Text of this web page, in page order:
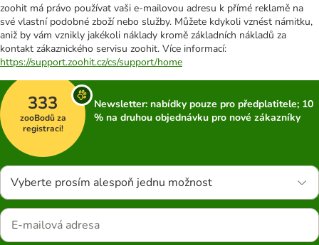
zoohit má právo používat vaši e-mailovou adresu k přímé reklamě na
své vlastní podobné zboží nebo služby. Můžete kdykoli vznést námitku,
aniž by vám vznikly jakékoli náklady kromě základních nákladů za
kontakt zákaznického servisu zoohit. Více informací:
https://support.zoohit.cz/cs/support/home
333
zooBodů za
registraci!
Newsletter: nabídky pouze pro předplatitele; 10
% na druhou objednávku pro nové zákazníky
Vyberte prosím alespoň jednu možnost